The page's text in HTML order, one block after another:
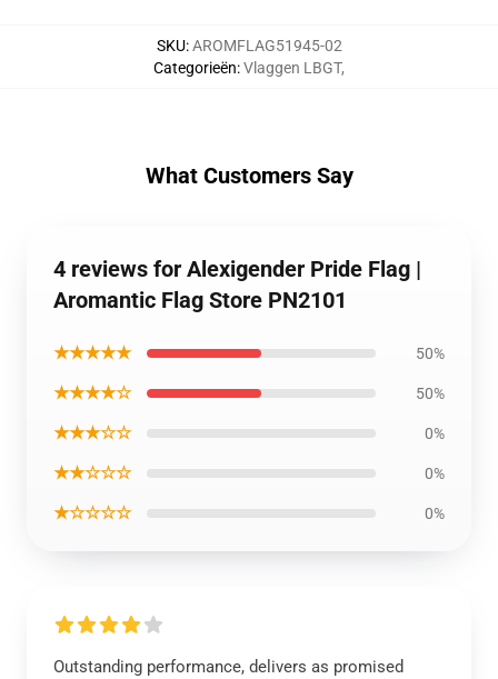
SKU:AROMFLAG51945-02
Categorieën:Vlaggen LBGT,
What Customers Say
4 reviews for Alexigender Pride Flag |
Aromantic Flag Store PN2101
★★★★★ 50%
★★★★☆ 50%
★★★☆☆ 0%
★★☆☆☆ 0%
★☆☆☆☆ 0%
Outstanding performance, delivers as promised